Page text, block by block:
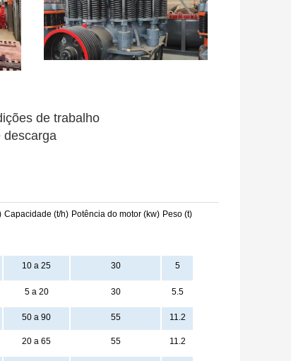
de trabalho
descarga
Capacidade (t/h) Potência do motor (kw) Peso (t)
10 a 25 30 5
5 a 20 30 5.5
50 a 90 55 11.2
20 a 65 55 11.2